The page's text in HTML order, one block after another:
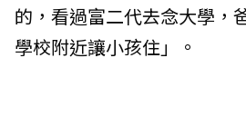
的，看過富二代去念大學，
學校附近讓小孩住」。